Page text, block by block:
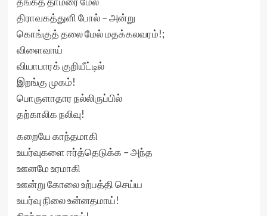
திராவகத்துளி போல் – அன்று
கொங்குத் தலை மேல் மதக்கலவரம்!;
விளைவாய்
வியாபாரக் குறியீட்டில்
இறங்கு முகம்!
பொருளாதார நல்லிருப்பில்
தற்காலிக நலிவு!
கறையே காந்தமாகி
உயர்வுகளை ஈர்த்தெடுக்க – அந்த
ஊனமே உரமாகி
ஊன்று கோலை உற்பத்தி செய்ய
உயர்வு நிலை உன்னதமாய்!